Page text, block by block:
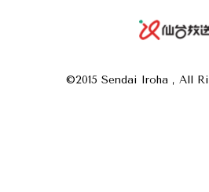
©2015 Sendai Iroha , All